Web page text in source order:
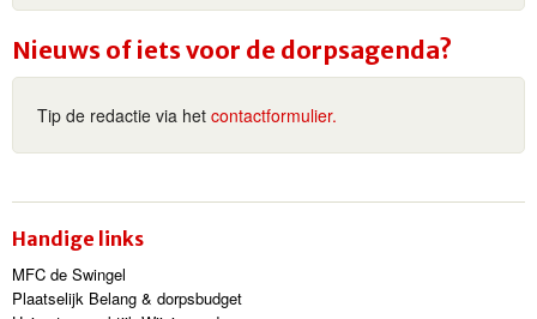
Nieuws of iets voor de dorpsagenda?
Tip de redactie via het contactformulier.
Handige links
MFC de Swingel
Plaatselijk Belang & dorpsbudget